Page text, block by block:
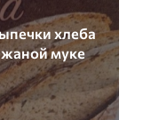
хлеба
муке